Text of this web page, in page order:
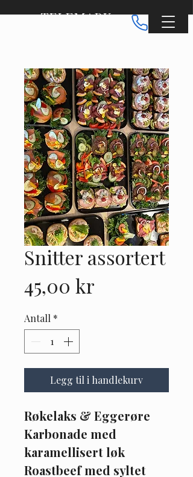
TELEMARK
Snitter assortert
45,00 kr
Antall *
Legg til i handlekurv
Røkelaks & Eggerøre
Karbonade med
karamellisert løk
Roastbeef med syltet